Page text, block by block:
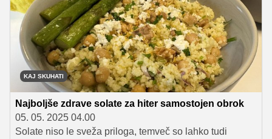
poletni vročini.
KAJ SKUHATI
Najboljše zdrave solate za hiter samostojen obrok
05. 05. 2025 04.00
Solate niso le sveža priloga, temveč so lahko tudi